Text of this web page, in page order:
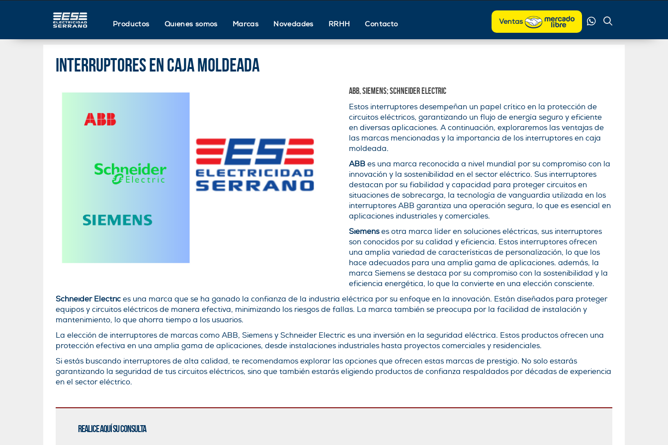
Ventas
Productos Quienes somos Marcas Novedades RRHH Contacto
Interruptores en caja moldeada
ABB, Siemens; Schneider Electric
Estos interruptores desempeñan un papel crítico en la protección de
circuitos eléctricos, garantizando un flujo de energía seguro y eficiente
en diversas aplicaciones. A continuación, exploraremos las ventajas de
las marcas mencionadas y la importancia de los interruptores en caja
moldeada.
ABB es una marca reconocida a nivel mundial por su compromiso con la
innovación y la sostenibilidad en el sector eléctrico. Sus interruptores
destacan por su fiabilidad y capacidad para proteger circuitos en
situaciones de sobrecarga, la tecnología de vanguardia utilizada en los
interruptores ABB garantiza una operación segura, lo que es esencial en
aplicaciones industriales y comerciales.
Siemenses otra marca líder en soluciones eléctricas, sus interruptores
son conocidos por su calidad y eficiencia. Estos interruptores ofrecen
una amplia variedad de características de personalización, lo que los
hace adecuados para una amplia gama de aplicaciones. además, la
marca Siemens se destaca por su compromiso con la sostenibilidad y la
eficiencia energética, lo que la convierte en una elección consciente.
Schneider Electric es una marca que se ha ganado la confianza de la industria eléctrica por su enfoque en la innovación. Están diseñados para proteger
equipos y circuitos eléctricos de manera efectiva, minimizando los riesgos de fallas. La marca también se preocupa por la facilidad de instalación y
mantenimiento, lo que ahorra tiempo a los usuarios.
La elección de interruptores de marcas como ABB, Siemens y Schneider Electric es una inversión en la seguridad eléctrica. Estos productos ofrecen una
protección efectiva en una amplia gama de aplicaciones, desde instalaciones industriales hasta proyectos comerciales y residenciales.
Si estás buscando interruptores de alta calidad, te recomendamos explorar las opciones que ofrecen estas marcas de prestigio. No solo estarás
garantizando la seguridad de tus circuitos eléctricos, sino que también estarás eligiendo productos de confianza respaldados por décadas de experiencia
en el sector eléctrico.
Realice aquí su consulta